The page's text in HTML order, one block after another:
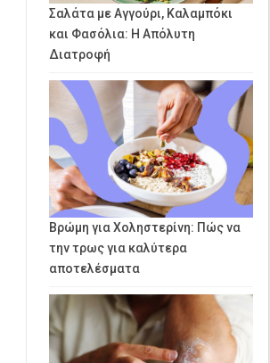
Σαλάτα με Αγγούρι, Καλαμπόκι
και Φασόλια: Η Απόλυτη
Διατροφή
Βρώμη για Χοληστερίνη: Πώς να
την τρως για καλύτερα
αποτελέσματα